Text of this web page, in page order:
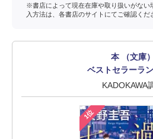
※書店によって現在在庫や取り扱いがない
入方法は、各書店のサイトにてご確認くだ
本 （文庫）
ベストセラーラ
KADOKAWA
1位